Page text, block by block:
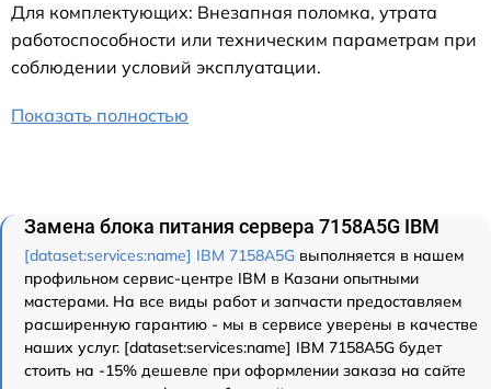
Для комплектующих: Внезапная поломка, утрата
работоспособности или техническим параметрам при
соблюдении условий эксплуатации.
Показать полностью
Замена блока питания сервера 7158A5G IBM
[dataset:services:name] IBM 7158A5G выполняется в нашем
профильном сервис-центре IBM в Казани опытными
мастерами. На все виды работ и запчасти предоставляем
расширенную гарантию - мы в сервисе уверены в качестве
наших услуг. [dataset:services:name] IBM 7158A5G будет
стоить на -15% дешевле при оформлении заказа на сайте